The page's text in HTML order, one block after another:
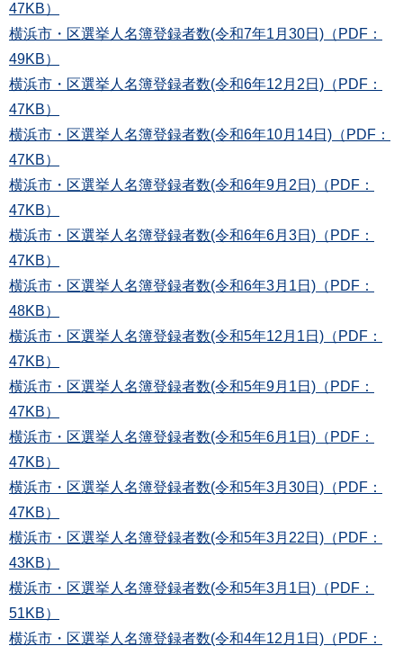
47KB）
横浜市・区選挙人名簿登録者数(令和7年1月30日)（PDF：
49KB）
横浜市・区選挙人名簿登録者数(令和6年12月2日)（PDF：
47KB）
横浜市・区選挙人名簿登録者数(令和6年10月14日)（PDF：
47KB）
横浜市・区選挙人名簿登録者数(令和6年9月2日)（PDF：
47KB）
横浜市・区選挙人名簿登録者数(令和6年6月3日)（PDF：
47KB）
横浜市・区選挙人名簿登録者数(令和6年3月1日)（PDF：
48KB）
横浜市・区選挙人名簿登録者数(令和5年12月1日)（PDF：
47KB）
横浜市・区選挙人名簿登録者数(令和5年9月1日)（PDF：
47KB）
横浜市・区選挙人名簿登録者数(令和5年6月1日)（PDF：
47KB）
横浜市・区選挙人名簿登録者数(令和5年3月30日)（PDF：
47KB）
横浜市・区選挙人名簿登録者数(令和5年3月22日)（PDF：
43KB）
横浜市・区選挙人名簿登録者数(令和5年3月1日)（PDF：
51KB）
横浜市・区選挙人名簿登録者数(令和4年12月1日)（PDF：